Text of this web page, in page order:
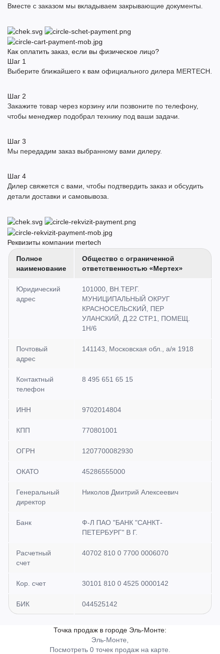
Вместе с заказом мы вкладываем закрывающие документы.
Как оплатить заказ, если вы физическое лицо?
Шаг 1
Выберите ближайшего к вам официального дилера MERTECH.
Шаг 2
Закажите товар через корзину или позвоните по телефону,
чтобы менеджер подобрал технику под ваши задачи.
Шаг 3
Мы передадим заказ выбранному вами дилеру.
Шаг 4
Дилер свяжется с вами, чтобы подтвердить заказ и обсудить
детали доставки и самовывоза.
Реквизиты компании mertech
Полное
наименование
Общество с ограниченной
ответственностью «Мертех»
Юридический
адрес
101000, ВН.ТЕР.Г.
МУНИЦИПАЛЬНЫЙ ОКРУГ
КРАСНОСЕЛЬСКИЙ, ПЕР
УЛАНСКИЙ, Д.22 СТР.1, ПОМЕЩ.
1Н/6
Почтовый
адрес
141143, Московская обл., а/я 1918
Контактный
телефон
8 495 651 65 15
ИНН 9702014804
КПП 770801001
ОГРН 1207700082930
ОКАТО 45286555000
Генеральный
директор
Николов Дмитрий Алексеевич
Банк
Ф-Л ПАО "БАНК "САНКТ-
ПЕТЕРБУРГ" В Г.
Расчетный
счет
40702 810 0 7700 0006070
Кор. счет 30101 810 0 4525 0000142
БИК 044525142
Точка продаж в городе Эль-Монте:
Эль-Монте,
Посмотреть 0 точек продаж на карте.